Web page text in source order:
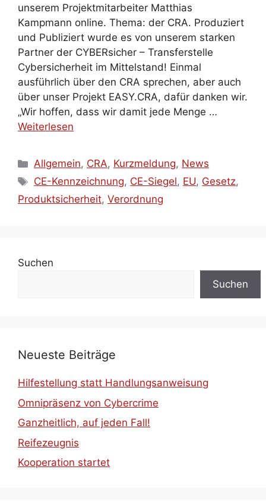
unserem Projektmitarbeiter Matthias
Kampmann online. Thema: der CRA. Produziert
und Publiziert wurde es von unserem starken
Partner der CYBERsicher – Transferstelle
Cybersicherheit im Mittelstand! Einmal
ausführlich über den CRA sprechen, aber auch
über unser Projekt EASY.CRA, dafür danken wir.
„Wir hoffen, dass wir damit jede Menge …
Weiterlesen
Kategorien
Allgemein, CRA, Kurzmeldung, News
Schlagwörter
CE-Kennzeichnung, CE-Siegel, EU, Gesetz,
Produktsicherheit, Verordnung
Suchen
Suchen
Neueste Beiträge
Hilfestellung statt Handlungsanweisung
Omnipräsenz von Cybercrime
Ganzheitlich, auf jeden Fall!
Reifezeugnis
Kooperation startet